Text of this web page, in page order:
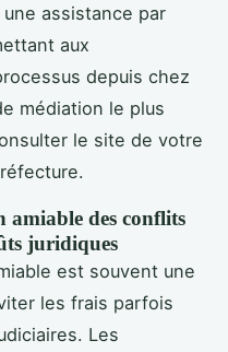
assistance par
aux
depuis chez
médiation le plus
le site de votre
amiable des conflits
juridiques
est souvent une
les frais parfois
Les